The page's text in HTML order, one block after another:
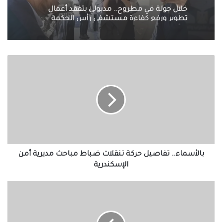
منذ ساعتين
مصر تنعي السفير الفلسطيني لدى القاهرة:
مسيرة دبلوماسية ووطنية حافلة بالعطاء
الإسكندرية
بالأسماء.. تفاصيل حركة تنقلات ضباط مباحث مديرية أمن
الإسكندرية